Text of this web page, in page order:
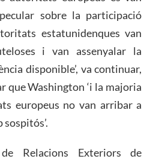
sobre la participació
estatunidenques van
i van assenyalar la
disponible’, va continuar,
que Washington ‘i la majoria
europeus no van arribar a
sospitós’.
de Relacions Exteriors de